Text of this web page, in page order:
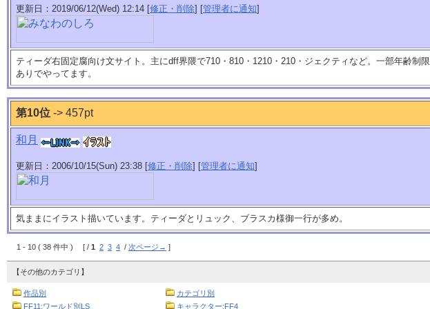
更新日：2019/06/12(Wed) 12:14 [修正・削除] [管理者に通知]
ティーダ右固定腐向け文サイト。主にdff界隈で710・810・1210・210・ジェクティなど。一部年齢制限
ありでやってます。
第10位 -> 457pt
和月
更新日：2006/10/15(Sun) 23:38 [修正・削除] [管理者に通知]
気ままにイラスト描いています。ティーダとリュック、ブラスカ様御一行が多め。
1 - 10 ( 38 件中 ) [ / 1 2 3 4 / 次ページ→ ]
【その他のカテゴリ】
作品別 カテゴリ別
FF11:ワールド別LS
キャラクター:FF4